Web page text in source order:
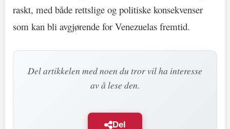
raskt, med både rettslige og politiske konsekvenser
som kan bli avgjørende for Venezuelas fremtid.
Del artikkelen med noen du tror vil ha interesse
av å lese den.
Del